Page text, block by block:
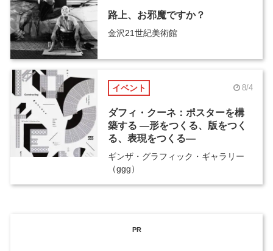
路上、お邪魔ですか？
金沢21世紀美術館
イベント 8/4
ダフィ・クーネ：ポスターを構
築する ―形をつくる、版をつく
る、表現をつくる―
ギンザ・グラフィック・ギャラリー
（ggg）
PR